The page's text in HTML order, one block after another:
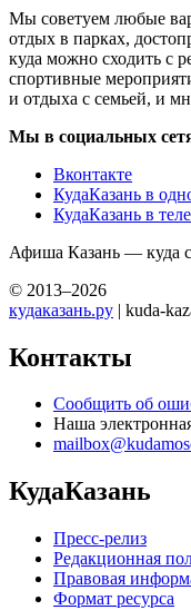
Мы советуем любые
отдых в парках,
куда можно сходить с
спортивные
и отдыха с семьей, и
Мы в социальных
Вконтакте
КудаКазань в
КудаКазань в
Афиша Казань — куда
© 2013–2026
кудаказань.ру | kuda-
Контакты
Сообщить об
Наша
КудаКазань
Пресс-релиз
Редакционная
Правовая
Формат ресурса